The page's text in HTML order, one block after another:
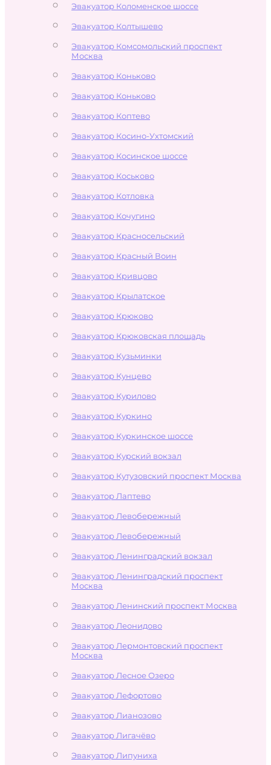
Эвакуатор Коломенское шоссе
Эвакуатор Колтышево
Эвакуатор Комсомольский проспект
Москва
Эвакуатор Коньково
Эвакуатор Коньково
Эвакуатор Коптево
Эвакуатор Косино-Ухтомский
Эвакуатор Косинское шоссе
Эвакуатор Коськово
Эвакуатор Котловка
Эвакуатор Кочугино
Эвакуатор Красносельский
Эвакуатор Красный Воин
Эвакуатор Кривцово
Эвакуатор Крылатское
Эвакуатор Крюково
Эвакуатор Крюковская площадь
Эвакуатор Кузьминки
Эвакуатор Кунцево
Эвакуатор Курилово
Эвакуатор Куркино
Эвакуатор Куркинское шоссе
Эвакуатор Курский вокзал
Эвакуатор Кутузовский проспект Москва
Эвакуатор Лаптево
Эвакуатор Левобережный
Эвакуатор Левобережный
Эвакуатор Ленинградский вокзал
Эвакуатор Ленинградский проспект
Москва
Эвакуатор Ленинский проспект Москва
Эвакуатор Леонидово
Эвакуатор Лермонтовский проспект
Москва
Эвакуатор Лесное Озеро
Эвакуатор Лефортово
Эвакуатор Лианозово
Эвакуатор Лигачёво
Эвакуатор Липуниха